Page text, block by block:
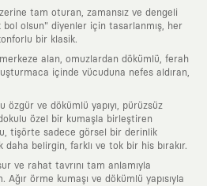
tam oturan, zamansız ve dengeli
olsun" diyenler için tasarlanmış, her
bir klasik.
alan, omuzlardan dökümlü, ferah
içinde vücuduna nefes aldıran,
özgür ve dökümlü yapıyı, pürüzsüz
özel bir kumaşla birleştiren
tişörte sadece görsel bir derinlik
belirgin, farklı ve tok bir his bırakır.
ve rahat tavrını tam anlamıyla
Ağır örme kumaşı ve dökümlü yapısıyla